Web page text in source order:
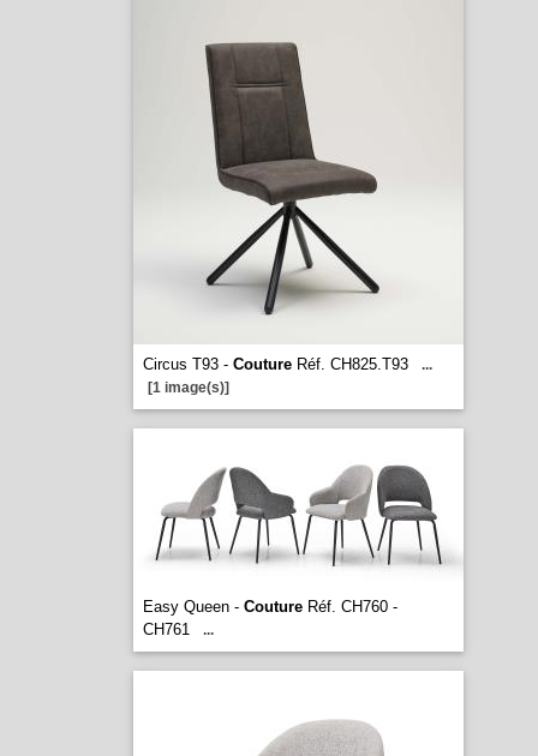
Circus T93 - CoutureRéf. CH825.T93
...
[1 image(s)]
Easy Queen - CoutureRéf. CH760 -
CH761
...